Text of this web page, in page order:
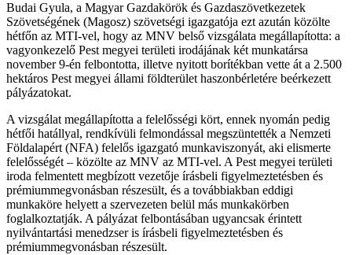
Budai Gyula, a Magyar Gazdakörök és Gazdaszövetkezetek
Szövetségének (Magosz) szövetségi igazgatója ezt azután közölte
hétfőn az MTI-vel, hogy az MNV belső vizsgálata megállapította: a
vagyonkezelő Pest megyei területi irodájának két munkatársa
november 9-én felbontotta, illetve nyitott borítékban vette át a 2.500
hektáros Pest megyei állami földterület haszonbérletére beérkezett
pályázatokat.
A vizsgálat megállapította a felelősségi kört, ennek nyomán pedig
hétfői hatállyal, rendkívüli felmondással megszüntették a Nemzeti
Földalapért (NFA) felelős igazgató munkaviszonyát, aki elismerte
felelősségét – közölte az MNV az MTI-vel. A Pest megyei területi
iroda felmentett megbízott vezetője írásbeli figyelmeztetésben és
prémiummegvonásban részesült, és a továbbiakban eddigi
munkaköre helyett a szervezeten belül más munkakörben
foglalkoztatják. A pályázat felbontásában ugyancsak érintett
nyilvántartási menedzser is írásbeli figyelmeztetésben és
prémiummegvonásban részesült.